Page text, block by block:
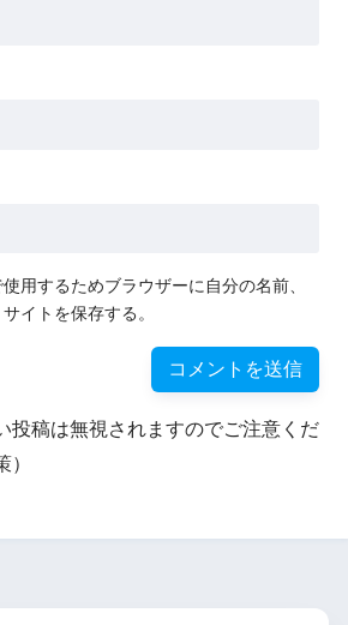
用するためブラウザーに自分の名前、
イトを保存する。
投稿は無視されますのでご注意くだ